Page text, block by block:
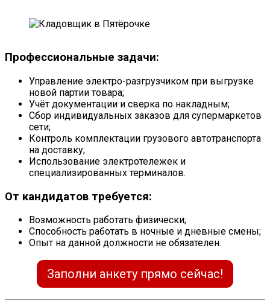
Профессиональные задачи:
Управление электро-разгрузчиком при выгрузке
новой партии товара;
Учёт документации и сверка по накладным;
Сбор индивидуальных заказов для супермаркетов
сети;
Контроль комплектации грузового автотранспорта
на доставку;
Использование электротележек и
специализированных терминалов.
От кандидатов требуется:
Возможность работать физически;
Способность работать в ночные и дневные смены;
Опыт на данной должности не обязателен.
Заполни анкету прямо сейчас!